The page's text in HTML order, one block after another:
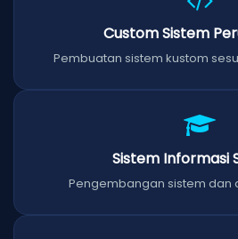
Custom Sistem
Pembuatan sistem kustom
Sistem Informasi
Pengembangan sistem dan